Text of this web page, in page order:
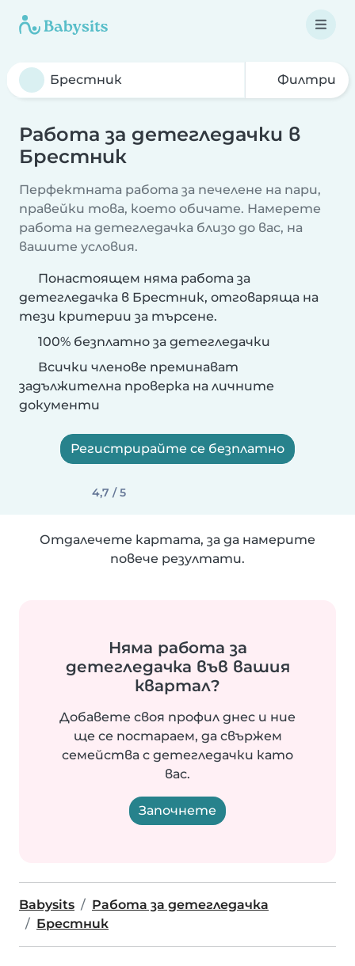
Филтри
Работа за детегледачки в
Брестник
Перфектната работа за печелене на пари,
правейки това, което обичате. Намерете
работа на детегледачка близо до вас, на
вашите условия.
Понастоящем няма работа за
детегледачка в Брестник, отговаряща на
тези критерии за търсене.
100% безплатно за детегледачки
Всички членове преминават
задължителна проверка на личните
документи
Регистрирайте се безплатно
4,7 / 5
Отдалечете картата, за да намерите
повече резултати.
Няма работа за
детегледачка във вашия
квартал?
Добавете своя профил днес и ние
ще се постараем, да свържем
семейства с детегледачки като
вас.
Започнете
Babysits
Работа за детегледачка
Брестник